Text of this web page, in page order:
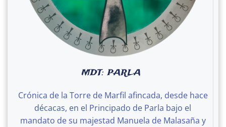
MDT: PARLA
Crónica de la Torre de Marfil afincada, desde hace
décacas, en el Principado de Parla bajo el
mandato de su majestad Manuela de Malasaña y